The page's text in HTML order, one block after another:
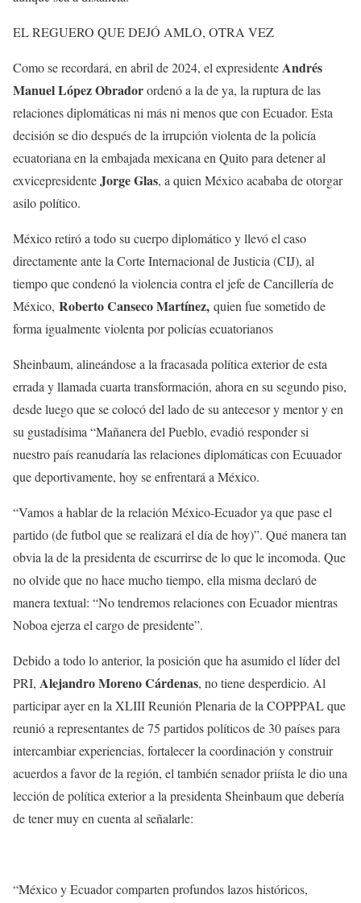
EL REGUERO QUE DEJÓ AMLO, OTRA VEZ
Como se recordará, en abril de 2024, el expresidenteAndrés
Manuel López Obradorordenó a la de ya, la ruptura de las
relaciones diplomáticas ni más ni menos que con Ecuador. Esta
decisión se dio después de la irrupción violenta de la policía
ecuatoriana en la embajada mexicana en Quito para detener al
exvicepresidenteJorge Glas, a quien México acababa de otorgar
asilo político.
México retiró a todo su cuerpo diplomático y llevó el caso
directamente ante la Corte Internacional de Justicia (CIJ), al
tiempo que condenó la violencia contra el jefe de Cancillería de
México, Roberto Canseco Martínez, quien fue sometido de
forma igualmente violenta por policías ecuatorianos
Sheinbaum, alineándose a la fracasada política exterior de esta
errada y llamada cuarta transformación, ahora en su segundo piso,
desde luego que se colocó del lado de su antecesor y mentor y en
su gustadísima “Mañanera del Pueblo, evadió responder si
nuestro país reanudaría las relaciones diplomáticas con Ecuuador
que deportivamente, hoy se enfrentará a México.
“Vamos a hablar de la relación México-Ecuador ya que pase el
partido (de futbol que se realizará el día de hoy)”. Qué manera tan
obvia la de la presidenta de escurrirse de lo que le incomoda. Que
no olvide que no hace mucho tiempo, ella misma declaró de
manera textual: “No tendremos relaciones con Ecuador mientras
Noboa ejerza el cargo de presidente”.
Debido a todo lo anterior, la posición que ha asumido el líder del
PRI, Alejandro Moreno Cárdenas, no tiene desperdicio. Al
participar ayer en la XLIII Reunión Plenaria de la COPPPAL que
reunió a representantes de 75 partidos políticos de 30 países para
intercambiar experiencias, fortalecer la coordinación y construir
acuerdos a favor de la región, el también senador priísta le dio una
lección de política exterior a la presidenta Sheinbaum que debería
de tener muy en cuenta al señalarle:
“México y Ecuador comparten profundos lazos históricos,